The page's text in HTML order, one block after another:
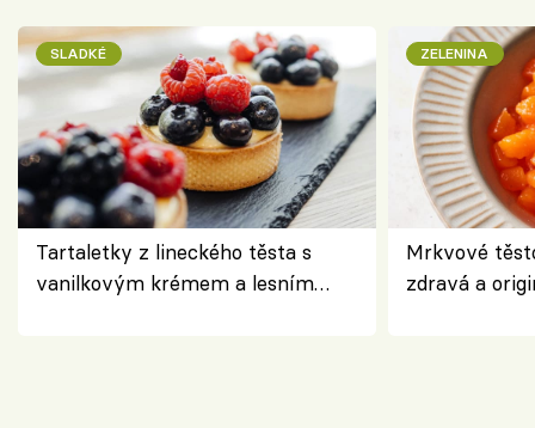
SLADKÉ
Tartaletky z lineckého těsta s
vanilkovým krémem a lesním
ZELENINA
Mrkvové
zdravá a